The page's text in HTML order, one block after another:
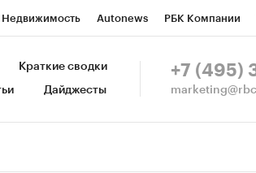
Недвижимость Autonews РБК Компании
СПб Конференции СПб
Краткие сводки
Дайджесты
+7 (495)